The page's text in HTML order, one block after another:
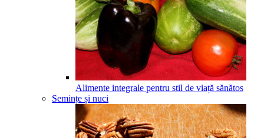
Alimente integrale pentru stil de viață sănătos
Semințe și nuci